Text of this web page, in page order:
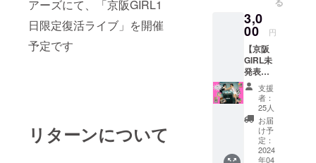
アーズにて、「京阪GIRL1
日限定復活ライブ」を開催
予定です
リターンについて
られな
い秘蔵
写真や
情報満
載？ 永
久保存
版にな
ること
間違い
なし！
提供方
法：郵
3,0
00 円
【京阪
GIRL未
発表音
源DLプ
ラン】
未発表
音源の
「K・
E・I・
H・A・
支援
者：
25人
お届
け予
定：
2024
年04